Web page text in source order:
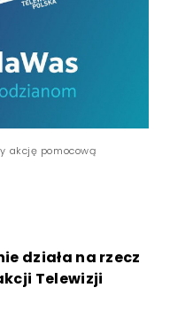
akcję pomocową
działa na rzecz
Telewizji